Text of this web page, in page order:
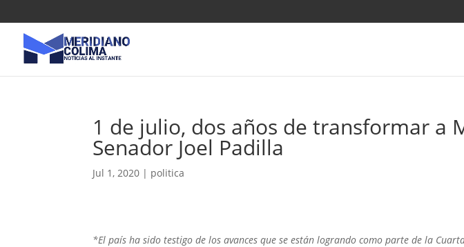
1 de julio, dos años de transformar a
Senador Joel Padilla
Jul 1, 2020 | politica
*El país ha sido testigo de los avances que se están logrando como parte de la